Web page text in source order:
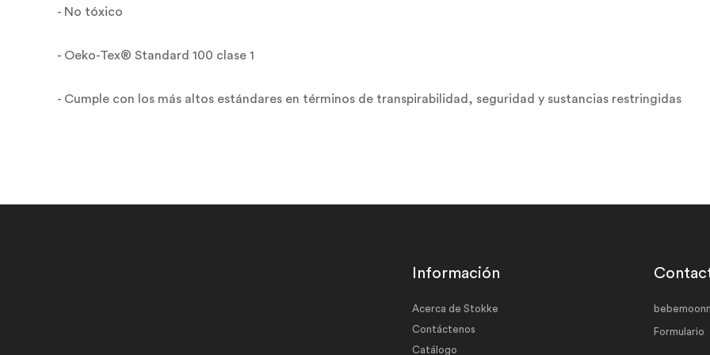
- No tóxico
- Oeko-Tex® Standard 100 clase 1
- Cumple con los más altos estándares en términos de transpirabilidad, seguridad y sustancias restringidas
Información
Acerca de Stokke
Contáctenos
Catálogo
Formulario